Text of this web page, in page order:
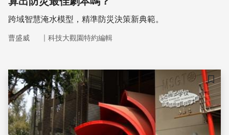
跨域智慧淹水模型，精準防災決策新典範。
曹盛威 ｜ 科技大觀園特約編輯
儲存